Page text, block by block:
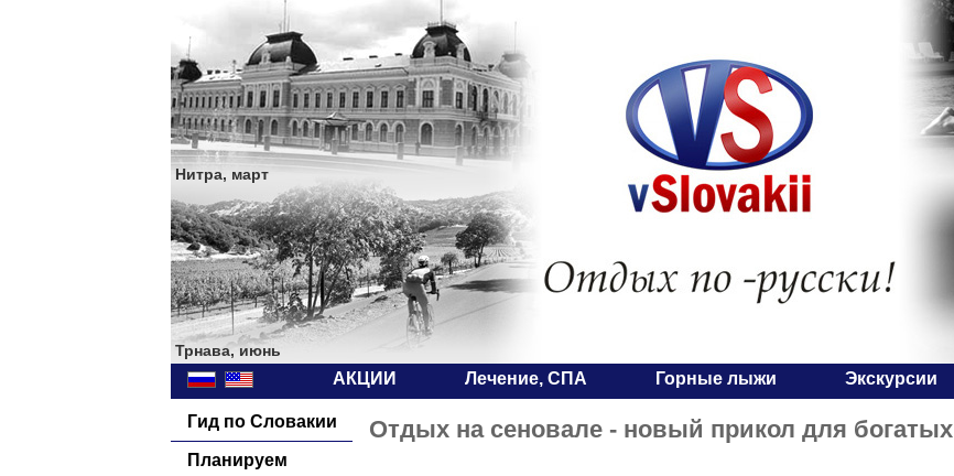
Нитра, март
Трнава, июнь
АКЦИИ Лечение, СПА Горные лыжи Экскурсии
Гид по Словакии
Планируем
Отдых на сеновале - новый прикол для богатых